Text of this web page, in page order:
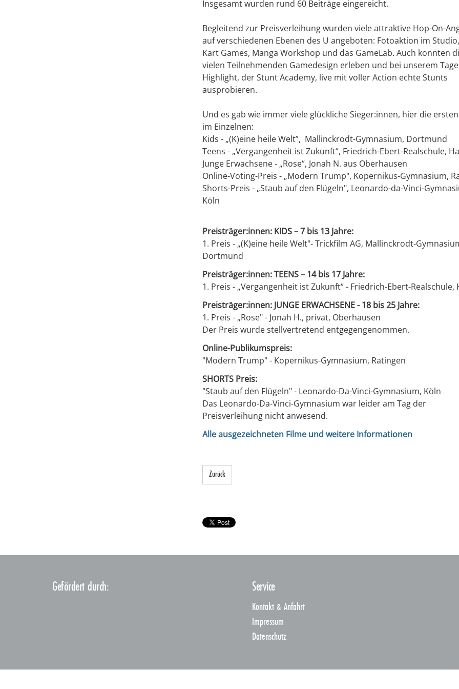
Insgesamt wurden rund 60 Beiträge eingereicht.
Begleitend zur Preisverleihung wurden viele attraktive Hop-On-
auf verschiedenen Ebenen des U angeboten: Fotoaktion im
Kart Games, Manga Workshop und das GameLab. Auch konnten
vielen Teilnehmenden Gamedesign erleben und bei unserem
Highlight, der Stunt Academy, live mit voller Action echte Stunts
ausprobieren.
Und es gab wie immer viele glückliche Sieger:innen, hier die
im Einzelnen:
Kids - „(K)eine heile Welt”, Mallinckrodt-Gymnasium, Dortmund
Teens - „Vergangenheit ist Zukunft“, Friedrich-Ebert-Realschule,
Junge Erwachsene - „Rose“, Jonah N. aus Oberhausen
Online-Voting-Preis - „Modern Trump", Kopernikus-Gymnasium,
Shorts-Preis - „Staub auf den Flügeln", Leonardo-da-Vinci-
Köln
Preisträger:innen: KIDS – 7 bis 13 Jahre:
1. Preis - „(K)eine heile Welt"- Trickfilm AG, Mallinckrodt-
Dortmund
Preisträger:innen: TEENS – 14 bis 17 Jahre:
1. Preis - „Vergangenheit ist Zukunft“ - Friedrich-Ebert-Realschule,
Preisträger:innen: JUNGE ERWACHSENE - 18 bis 25 Jahre:
1. Preis - „Rose" - Jonah H., privat, Oberhausen
Der Preis wurde stellvertretend entgegengenommen.
Online-Publikumspreis:
"Modern Trump" - Kopernikus-Gymnasium, Ratingen
SHORTS Preis:
"Staub auf den Flügeln" - Leonardo-Da-Vinci-Gymnasium, Köln
Das Leonardo-Da-Vinci-Gymnasium war leider am Tag der
Preisverleihung nicht anwesend.
Alle ausgezeichneten Filme und weitere Informationen
Zurück
Gefördert durch: Service
Kontakt & Anfahrt
Impressum
Datenschutz